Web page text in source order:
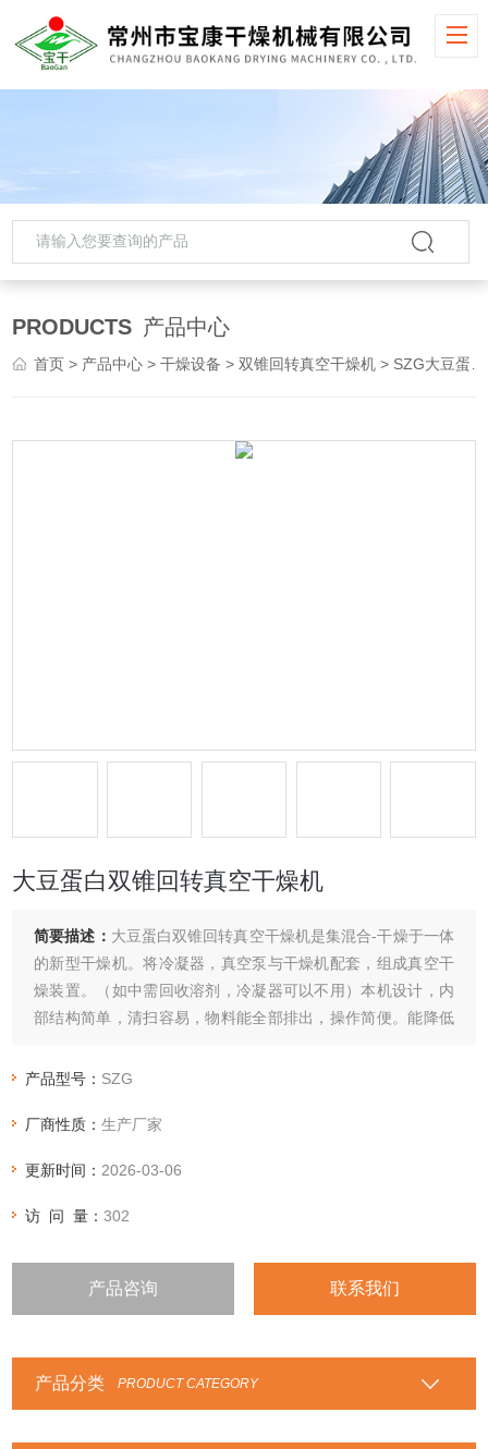
PRODUCTS 产品中心
首页 > 产品中心 >干燥设备 >双锥回转真空干燥机 > SZG大豆蛋白双锥回转真空干燥机
大豆蛋白双锥回转真空干燥机
简要描述： 大豆蛋白双锥回转真空干燥机是集混合-干燥于一体
的新型干燥机。将冷凝器，真空泵与干燥机配套，组成真空干
燥装置。（如中需回收溶剂，冷凝器可以不用）本机设计，内
部结构简单，清扫容易，物料能全部排出，操作简便。能降低
产品型号： SZG
厂商性质：生产厂家
更新时间： 2026-03-06
访 问 量：302
产品咨询 联系我们
产品分类 PRODUCT CATEGORY